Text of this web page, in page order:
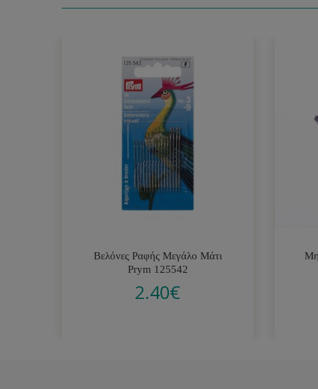
Βελόνες Ραφής Μεγάλο Μάτι
Prym 125542
2.40€